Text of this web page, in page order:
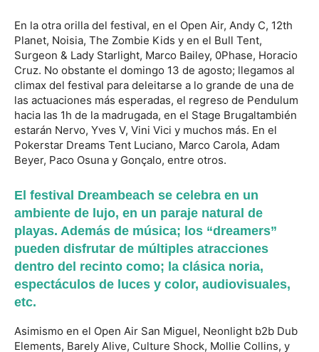
En la otra orilla del festival, en el Open Air, Andy C, 12th
Planet, Noisia, The Zombie Kids y en el Bull Tent,
Surgeon & Lady Starlight, Marco Bailey, 0Phase, Horacio
Cruz. No obstante el domingo 13 de agosto; llegamos al
climax del festival para deleitarse a lo grande de una de
las actuaciones más esperadas, el regreso de Pendulum
hacia las 1h de la madrugada, en el Stage Brugaltambién
estarán Nervo, Yves V, Vini Vici y muchos más. En el
Pokerstar Dreams Tent Luciano, Marco Carola, Adam
Beyer, Paco Osuna y Gonçalo, entre otros.
El festival Dreambeach se celebra en un
ambiente de lujo, en un paraje natural de
playas. Además de música; los “dreamers”
pueden disfrutar de múltiples atracciones
dentro del recinto como; la clásica noria,
espectáculos de luces y color, audiovisuales,
etc.
Asimismo en el Open Air San Miguel, Neonlight b2b Dub
Elements, Barely Alive, Culture Shock, Mollie Collins, y